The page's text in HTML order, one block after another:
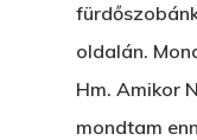
oldalán.
Hm. Amikor
mondtam